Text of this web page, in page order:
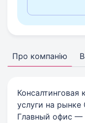
Про компанію
услуги на
Главный офис —